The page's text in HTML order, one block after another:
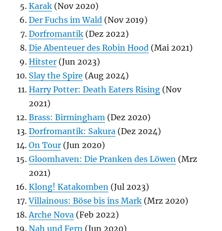
Karak (Nov 2020)
Der Fuchs im Wald (Nov 2019)
Dorfromantik (Dez 2022)
Die Abenteuer des Robin Hood (Mai 2021)
Hitster (Jun 2023)
Slay the Spire (Aug 2024)
Harry Potter: Death Eaters Rising (Nov
2021)
Brass: Birmingham (Dez 2020)
Dorfromantik: Sakura (Dez 2024)
On Tour (Jun 2020)
Gloomhaven: Die Pranken des Löwen (Mrz
2021)
Klong! Katakomben (Jul 2023)
Villainous: Böse bis ins Mark (Mrz 2020)
Arche Nova (Feb 2022)
Nah und Fern (Jun 2020)